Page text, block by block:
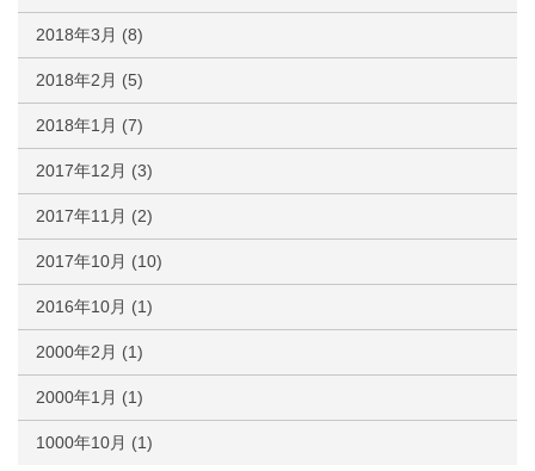
2018年3月 (8)
2018年2月 (5)
2018年1月 (7)
2017年12月 (3)
2017年11月 (2)
2017年10月 (10)
2016年10月 (1)
2000年2月 (1)
2000年1月 (1)
1000年10月 (1)